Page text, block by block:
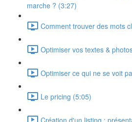
marche ? (3:27)
Comment trouver des mots
Optimiser vos textes &
Optimiser ce qui ne se voit
Le pricing (5:05)
Création d'un listing :